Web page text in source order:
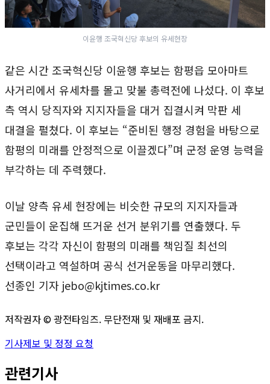
이윤행 조국혁신당 후보의 유세현장
같은 시간 조국혁신당 이윤행 후보는 함평읍 모아마트
사거리에서 유세차를 몰고 맞불 총력전에 나섰다. 이 후보
측 역시 당직자와 지지자들을 대거 집결시켜 막판 세
대결을 펼쳤다. 이 후보는 “준비된 행정 경험을 바탕으로
함평의 미래를 안정적으로 이끌겠다”며 군정 운영 능력을
부각하는 데 주력했다.
이날 양측 유세 현장에는 비슷한 규모의 지지자들과
군민들이 운집해 뜨거운 선거 분위기를 연출했다. 두
후보는 각각 자신이 함평의 미래를 책임질 최선의
선택이라고 역설하며 공식 선거운동을 마무리했다.
선종인 기자 jebo@kjtimes.co.kr
저작권자 ©광전타임즈. 무단전재 및 재배포 금지.
기사제보 및 정정 요청
관련기사